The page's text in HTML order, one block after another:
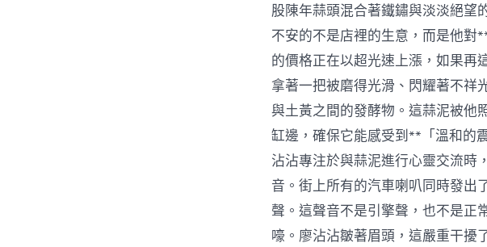
股陳年蒜頭混合著鐵鏽與淡淡絕望
不安的不是店裡的生意，而是他
的價格正在以超光速上漲，如果再
拿著一把被磨得光滑、閃耀著不祥
與土黃之間的發酵物。這蒜泥被他
缸邊，確保它能感受到**「溫和的
沾沾專注於與蒜泥進行心靈交流時
音。街上所有的汽車喇叭同時發
聲。這聲音不是引擎聲，也不是正
嚎。廖沾沾皺著眉頭，這嚴重干擾